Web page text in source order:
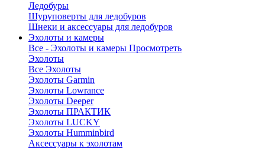
Ледобуры
Шуруповерты для ледобуров
Шнеки и аксессуары для ледобуров
Эхолоты и камеры
Все - Эхолоты и камеры Просмотреть
Эхолоты
Все Эхолоты
Эхолоты Garmin
Эхолоты Lowrance
Эхолоты Deeper
Эхолоты ПРАКТИК
Эхолоты LUCKY
Эхолоты Humminbird
Аксессуары к эхолотам